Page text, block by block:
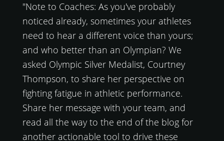
"Note to Coaches: As you've probably
noticed already, sometimes your athletes
need to hear a different voice than yours;
and who better than an Olympian? We
asked Olympic Silver Medalist, Courtney
Thompson, to share her perspective on
fighting fatigue in athletic performance.
Share her message with your team, and
read all the way to the end of the blog for
another actionable tool to drive these